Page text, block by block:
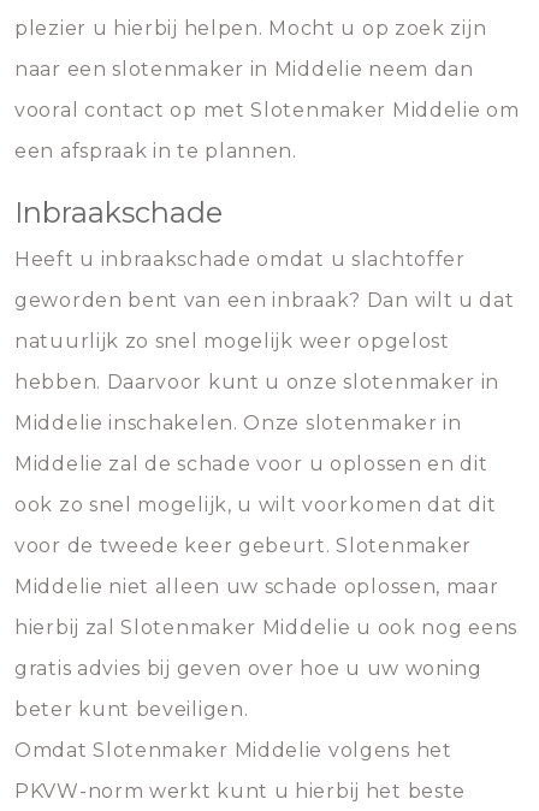
plezier u hierbij helpen. Mocht u op zoek zijn
naar een slotenmaker in Middelie neem dan
vooral contact op met Slotenmaker Middelie om
een afspraak in te plannen.
Inbraakschade
Heeft u inbraakschade omdat u slachtoffer
geworden bent van een inbraak? Dan wilt u dat
natuurlijk zo snel mogelijk weer opgelost
hebben. Daarvoor kunt u onze slotenmaker in
Middelie inschakelen. Onze slotenmaker in
Middelie zal de schade voor u oplossen en dit
ook zo snel mogelijk, u wilt voorkomen dat dit
voor de tweede keer gebeurt. Slotenmaker
Middelie niet alleen uw schade oplossen, maar
hierbij zal Slotenmaker Middelie u ook nog eens
gratis advies bij geven over hoe u uw woning
beter kunt beveiligen.
Omdat Slotenmaker Middelie volgens het
PKVW-norm werkt kunt u hierbij het beste